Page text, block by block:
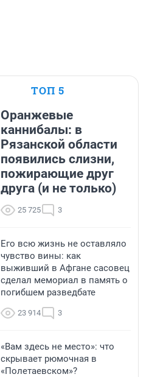
ТОП 5
Оранжевые
каннибалы: в
Рязанской области
появились слизни,
пожирающие друг
друга (и не только)
25 725 3
Его всю жизнь не оставляло
чувство вины: как
выживший в Афгане сасовец
сделал мемориал в память о
погибшем разведбате
23 914 3
«Вам здесь не место»: что
скрывает рюмочная в
«Полетаевском»?